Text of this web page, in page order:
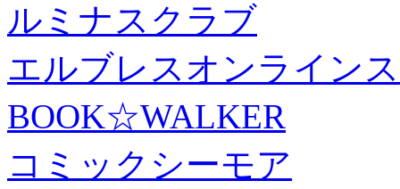
ルミナスクラブ
エルブレスオンライン
BOOK☆WALKER
コミックシーモア